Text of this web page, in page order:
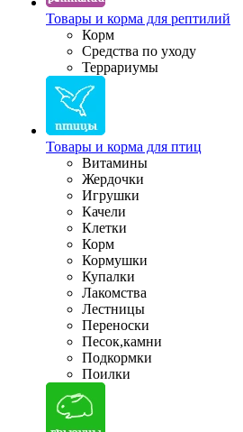
Товары и корма для рептилий
Корм
Средства по уходу
Террариумы
Товары и корма для птиц
Витамины
Жердочки
Игрушки
Качели
Клетки
Корм
Кормушки
Купалки
Лакомства
Лестницы
Переноски
Песок,камни
Подкормки
Поилки